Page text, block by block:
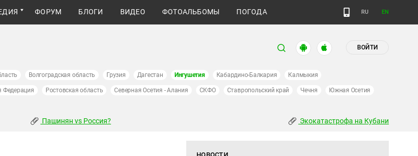
ФОРУМ БЛОГИ ВИДЕО ФОТОАЛЬБОМЫ ПОГОДА RU EN
ВОЙТИ
Волгоградская область Грузия Дагестан Ингушетия Кабардино-Балкария Калмыкия
Федерация Ростовская область Северная Осетия - Алания СКФО Ставропольский край Чечня Южная Осетия
Пашинян vs Россия? Экокатастрофа на Кубани